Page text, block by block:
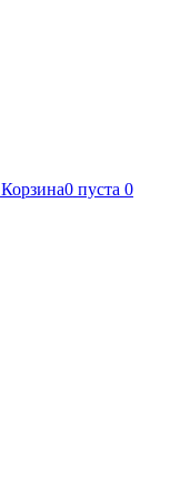
Корзина0 пуста 0